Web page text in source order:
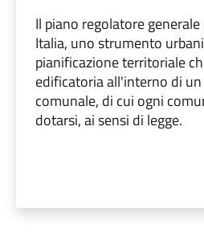
Il piano regolatore
Italia, uno strumento
pianificazione territoriale
edificatoria all'interno di
comunale, di cui ogni
dotarsi, ai sensi di legge.